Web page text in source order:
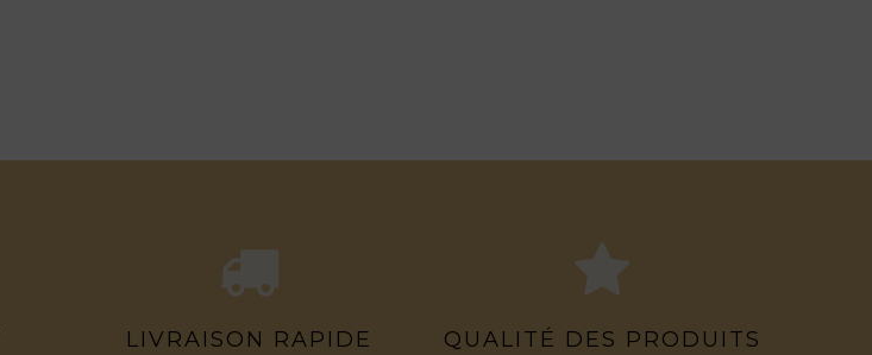
LIVRAISON RAPIDE QUALITÉ DES PRODUITS